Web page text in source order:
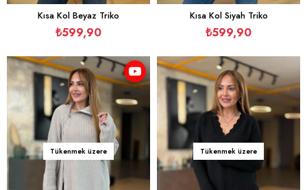
Kısa Kol Beyaz Triko
₺599,90
Kısa Kol Siyah Triko
₺599,90
Tükenmek üzere Tükenmek üzere